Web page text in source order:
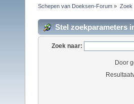
Schepen van Doeksen-Forum » Zoek
Stel zoekparameters
Zoek naar:
Door